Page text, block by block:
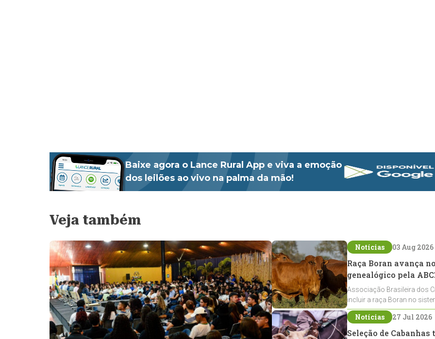
Baixe agora o Lance Rural App e viva a emoção
dos leilões ao vivo na palma da mão!
Veja também
Notícias 03 Aug 2026
Raça Boran avança
genealógico pela
Associação Brasileira dos
incluir a raça Boran no
expansão na pecuária
Notícias 27 Jul 2026
Seleção de